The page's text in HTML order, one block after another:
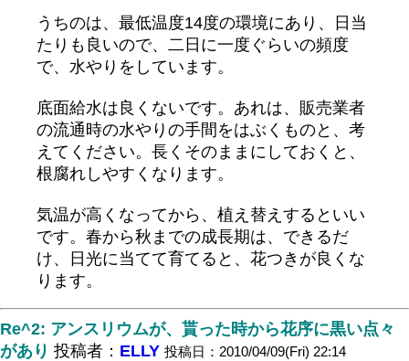
うちのは、最低温度14度の環境にあり、日当
たりも良いので、二日に一度ぐらいの頻度
で、水やりをしています。
底面給水は良くないです。あれは、販売業者
の流通時の水やりの手間をはぶくものと、考
えてください。長くそのままにしておくと、
根腐れしやすくなります。
気温が高くなってから、植え替えするといい
です。春から秋までの成長期は、できるだ
け、日光に当てて育てると、花つきが良くな
ります。
Re^2: アンスリウムが、貰った時から花序に黒い点々
があり 投稿者： ELLY 投稿日：2010/04/09(Fri) 22:14